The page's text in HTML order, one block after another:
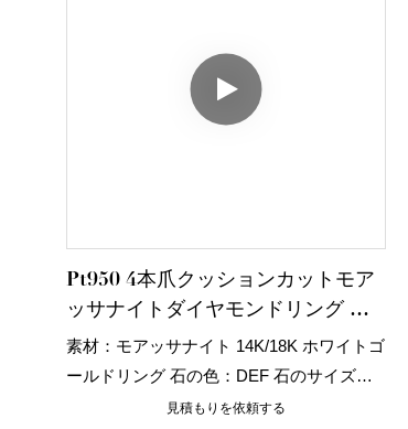
Pt950 4本爪クッションカットモア
ッサナイトダイヤモンドリング モ
アッサナイトジュエリーサプライヤ
ー
素材：モアッサナイト 14K/18K ホワイトゴ
ールドリング 石の色：DEF 石のサイズ、
数量：9.9mm×1個 形状：RD 重量：約3.6g
見積もりを依頼する